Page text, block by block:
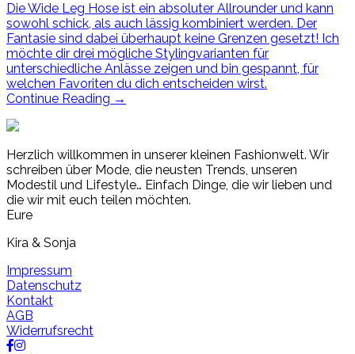
Die Wide Leg Hose ist ein absoluter Allrounder und kann
sowohl schick, als auch lässig kombiniert werden. Der
Fantasie sind dabei überhaupt keine Grenzen gesetzt! Ich
möchte dir drei mögliche Stylingvarianten für
unterschiedliche Anlässe zeigen und bin gespannt, für
welchen Favoriten du dich entscheiden wirst.
Continue Reading →
Herzlich willkommen in unserer kleinen Fashionwelt. Wir
schreiben über Mode, die neusten Trends, unseren
Modestil und Lifestyle… Einfach Dinge, die wir lieben und
die wir mit euch teilen möchten.
Eure
Kira & Sonja
Impressum
Datenschutz
Kontakt
AGB
Widerrufsrecht